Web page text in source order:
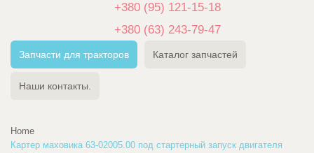
+380 (95) 121-15-18
+380 (63) 243-79-47
Запчасти для тракторов Каталог запчастей
Наши контакты.
Home
Картер маховика 63-02005.00 под стартерный запуск двигателя